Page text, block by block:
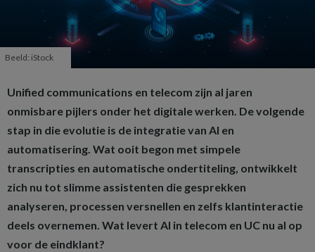
Beeld: iStock
Unified communications en telecom zijn al jaren
onmisbare pijlers onder het digitale werken. De volgende
stap in die evolutie is de integratie van AI en
automatisering. Wat ooit begon met simpele
transcripties en automatische ondertiteling, ontwikkelt
zich nu tot slimme assistenten die gesprekken
analyseren, processen versnellen en zelfs klantinteractie
deels overnemen. Wat levert AI in telecom en UC nu al op
voor de eindklant?